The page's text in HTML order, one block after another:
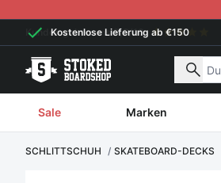
Kostenlose Lieferung ab €150
Nach
Sale Marken
SCHLITTSCHUH SKATEBOARD-DECKS